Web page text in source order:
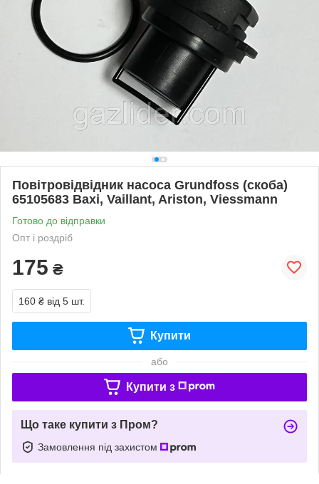
Повітровідвідник насоса Grundfoss (скоба)
65105683 Baxi, Vaillant, Ariston, Viessmann
Готово до відправки
Опт і роздріб
175 ₴
160 ₴ від 5 шт.
Купити
або
Купити з
Що таке купити з Пром?
Замовлення під захистом